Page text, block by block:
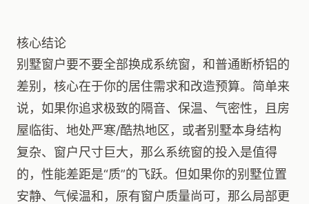
核心结论
别墅窗户要不要全部换成系统窗，和普通断桥铝的
差别，核心在于你的居住需求和改造预算。简单来
说，如果你追求极致的隔音、保温、气密性，且房
屋临街、地处严寒/酷热地区，或者别墅本身结构
复杂、窗户尺寸巨大，那么系统窗的投入是值得
的，性能差距是“质”的飞跃。但如果你的别墅位置
安静、气候温和，原有窗户质量尚可，那么局部更